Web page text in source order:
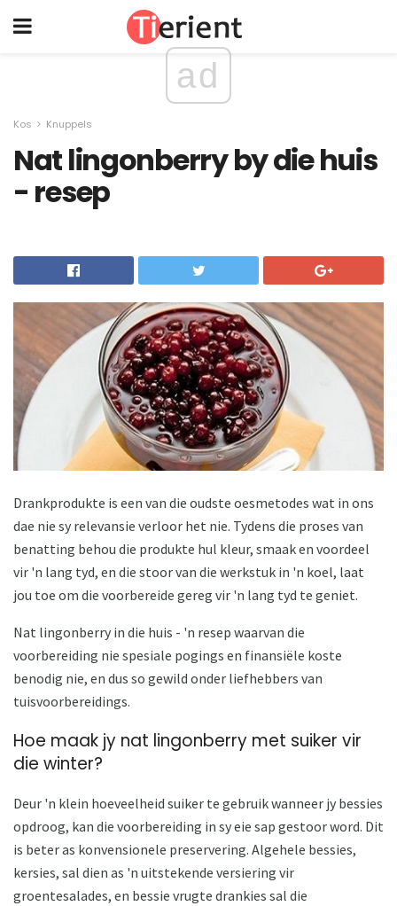
ad
Kos Knuppels
Nat lingonberry by die huis
- resep
Drankprodukte is een van die oudste oesmetodes wat in ons
dae nie sy relevansie verloor het nie. Tydens die proses van
benatting behou die produkte hul kleur, smaak en voordeel
vir 'n lang tyd, en die stoor van die werkstuk in 'n koel, laat
jou toe om die voorbereide gereg vir 'n lang tyd te geniet.
Nat lingonberry in die huis - 'n resep waarvan die
voorbereiding nie spesiale pogings en finansiële koste
benodig nie, en dus so gewild onder liefhebbers van
tuisvoorbereidings.
Hoe maak jy nat lingonberry met suiker vir
die winter?
Deur 'n klein hoeveelheid suiker te gebruik wanneer jy bessies
opdroog, kan die voorbereiding in sy eie sap gestoor word. Dit
is beter as konvensionele preservering. Algehele bessies,
kersies, sal dien as 'n uitstekende versiering vir
groentesalades, en bessie vrugte drankies sal die